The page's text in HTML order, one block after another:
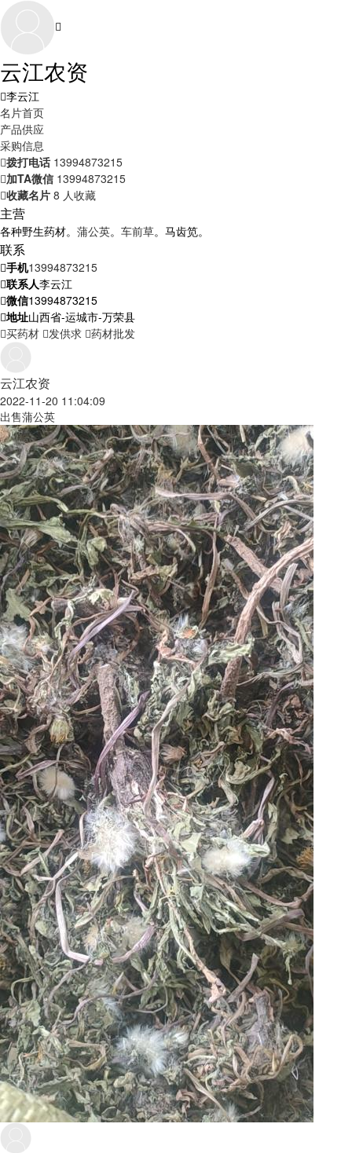
云江农资
李云江
名片首页
产品供应
采购信息
拨打电话 13994873215
加TA微信 13994873215
收藏名片 8 人收藏
主营
各种野生药材。 蒲公英。 车前草。马齿笕。
联系
手机13994873215
联系人李云江
微信13994873215
地址山西省-运城市-万荣县
买药材 发供求 药材批发
云江农资
2022-11-20 11:04:09
出售蒲公英